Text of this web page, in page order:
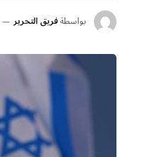
بواسطةفريق التحرير